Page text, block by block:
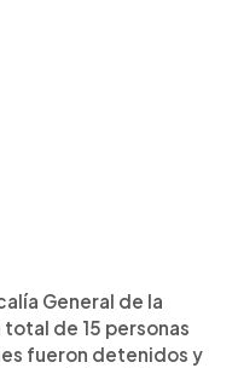
General de la
de 15 personas
fueron detenidos y